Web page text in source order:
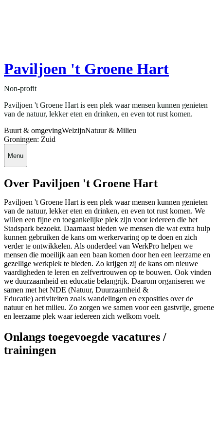
Paviljoen 't Groene Hart
Non-profit
Paviljoen 't Groene Hart is een plek waar mensen kunnen genieten
van de natuur, lekker eten en drinken, en even tot rust komen.
Buurt & omgevingWelzijnNatuur & Milieu
Groningen: Zuid
Menu
Over Paviljoen 't Groene Hart
Paviljoen 't Groene Hart is een plek waar mensen kunnen genieten
van de natuur, lekker eten en drinken, en even tot rust komen. We
willen een fijne en toegankelijke plek zijn voor iedereen die het
Stadspark bezoekt. Daarnaast bieden we mensen die wat extra hulp
kunnen gebruiken de kans om werkervaring op te doen en zich
verder te ontwikkelen. Als onderdeel van WerkPro helpen we
mensen die moeilijk aan een baan komen door hen een leerzame en
gezellige werkplek te bieden. Zo krijgen zij de kans om nieuwe
vaardigheden te leren en zelfvertrouwen op te bouwen. Ook vinden
we duurzaamheid en educatie belangrijk. Daarom organiseren we
samen met het NDE (Natuur, Duurzaamheid &
Educatie) activiteiten zoals wandelingen en exposities over de
natuur en het milieu. Zo zorgen we samen voor een gastvrije, groene
en leerzame plek waar iedereen zich welkom voelt.
Onlangs toegevoegde vacatures /
trainingen